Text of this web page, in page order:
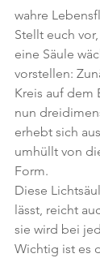
wahre
Stellt euch
eine Säule
vorstellen:
Kreis auf dem
nun
erhebt sich
umhüllt von
Form.
Diese
lässt, reicht
sie wird bei
Wichtig ist es